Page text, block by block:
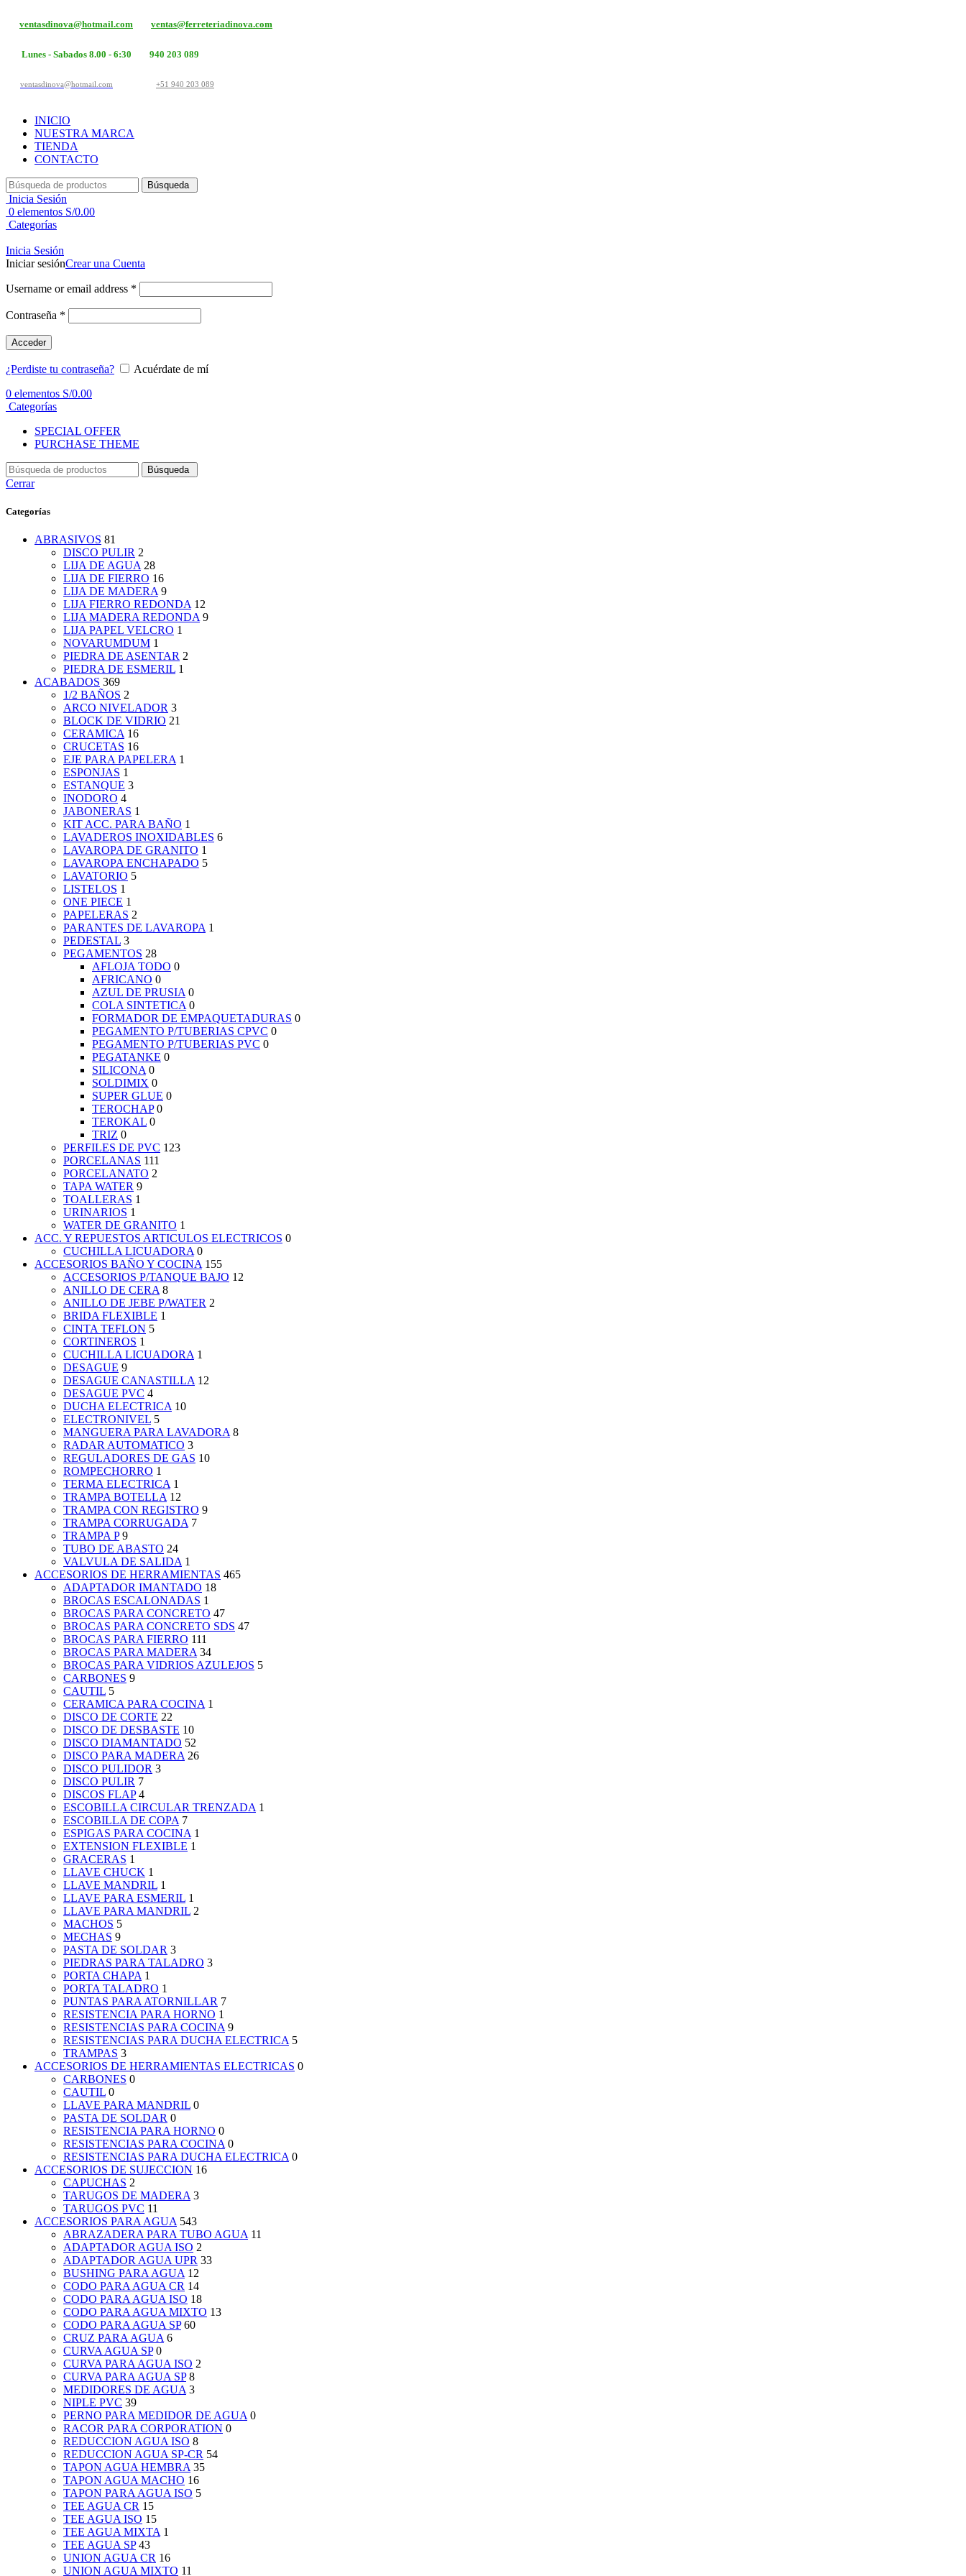
ventasdinova@hotmail.com ventas@ferreteriadinova.com
Lunes - Sabados 8.00 - 6:30 940 203 089
ventasdinova@hotmail.com +51 940 203 089
INICIO
NUESTRA MARCA
TIENDA
CONTACTO
Búsqueda
Inicia Sesión
0 elementos S/0.00
Categorías
Inicia Sesión
Iniciar sesiónCrear una Cuenta
Username or email address *
Contraseña *
Acceder
¿Perdiste tu contraseña?
Acuérdate de mí
0 elementos S/0.00
Categorías
SPECIAL OFFER
PURCHASE THEME
Búsqueda
Cerrar
Categorías
ABRASIVOS 81
DISCO PULIR 2
LIJA DE AGUA 28
LIJA DE FIERRO 16
LIJA DE MADERA 9
LIJA FIERRO REDONDA 12
LIJA MADERA REDONDA 9
LIJA PAPEL VELCRO 1
NOVARUMDUM 1
PIEDRA DE ASENTAR 2
PIEDRA DE ESMERIL 1
ACABADOS 369
1/2 BAÑOS 2
ARCO NIVELADOR 3
BLOCK DE VIDRIO 21
CERAMICA 16
CRUCETAS 16
EJE PARA PAPELERA 1
ESPONJAS 1
ESTANQUE 3
INODORO 4
JABONERAS 1
KIT ACC. PARA BAÑO 1
LAVADEROS INOXIDABLES 6
LAVAROPA DE GRANITO 1
LAVAROPA ENCHAPADO 5
LAVATORIO 5
LISTELOS 1
ONE PIECE 1
PAPELERAS 2
PARANTES DE LAVAROPA 1
PEDESTAL 3
PEGAMENTOS 28
AFLOJA TODO 0
AFRICANO 0
AZUL DE PRUSIA 0
COLA SINTETICA 0
FORMADOR DE EMPAQUETADURAS 0
PEGAMENTO P/TUBERIAS CPVC 0
PEGAMENTO P/TUBERIAS PVC 0
PEGATANKE 0
SILICONA 0
SOLDIMIX 0
SUPER GLUE 0
TEROCHAP 0
TEROKAL 0
TRIZ 0
PERFILES DE PVC 123
PORCELANAS 111
PORCELANATO 2
TAPA WATER 9
TOALLERAS 1
URINARIOS 1
WATER DE GRANITO 1
ACC. Y REPUESTOS ARTICULOS ELECTRICOS 0
CUCHILLA LICUADORA 0
ACCESORIOS BAÑO Y COCINA 155
ACCESORIOS P/TANQUE BAJO 12
ANILLO DE CERA 8
ANILLO DE JEBE P/WATER 2
BRIDA FLEXIBLE 1
CINTA TEFLON 5
CORTINEROS 1
CUCHILLA LICUADORA 1
DESAGUE 9
DESAGUE CANASTILLA 12
DESAGUE PVC 4
DUCHA ELECTRICA 10
ELECTRONIVEL 5
MANGUERA PARA LAVADORA 8
RADAR AUTOMATICO 3
REGULADORES DE GAS 10
ROMPECHORRO 1
TERMA ELECTRICA 1
TRAMPA BOTELLA 12
TRAMPA CON REGISTRO 9
TRAMPA CORRUGADA 7
TRAMPA P 9
TUBO DE ABASTO 24
VALVULA DE SALIDA 1
ACCESORIOS DE HERRAMIENTAS 465
ADAPTADOR IMANTADO 18
BROCAS ESCALONADAS 1
BROCAS PARA CONCRETO 47
BROCAS PARA CONCRETO SDS 47
BROCAS PARA FIERRO 111
BROCAS PARA MADERA 34
BROCAS PARA VIDRIOS AZULEJOS 5
CARBONES 9
CAUTIL 5
CERAMICA PARA COCINA 1
DISCO DE CORTE 22
DISCO DE DESBASTE 10
DISCO DIAMANTADO 52
DISCO PARA MADERA 26
DISCO PULIDOR 3
DISCO PULIR 7
DISCOS FLAP 4
ESCOBILLA CIRCULAR TRENZADA 1
ESCOBILLA DE COPA 7
ESPIGAS PARA COCINA 1
EXTENSION FLEXIBLE 1
GRACERAS 1
LLAVE CHUCK 1
LLAVE MANDRIL 1
LLAVE PARA ESMERIL 1
LLAVE PARA MANDRIL 2
MACHOS 5
MECHAS 9
PASTA DE SOLDAR 3
PIEDRAS PARA TALADRO 3
PORTA CHAPA 1
PORTA TALADRO 1
PUNTAS PARA ATORNILLAR 7
RESISTENCIA PARA HORNO 1
RESISTENCIAS PARA COCINA 9
RESISTENCIAS PARA DUCHA ELECTRICA 5
TRAMPAS 3
ACCESORIOS DE HERRAMIENTAS ELECTRICAS 0
CARBONES 0
CAUTIL 0
LLAVE PARA MANDRIL 0
PASTA DE SOLDAR 0
RESISTENCIA PARA HORNO 0
RESISTENCIAS PARA COCINA 0
RESISTENCIAS PARA DUCHA ELECTRICA 0
ACCESORIOS DE SUJECCION 16
CAPUCHAS 2
TARUGOS DE MADERA 3
TARUGOS PVC 11
ACCESORIOS PARA AGUA 543
ABRAZADERA PARA TUBO AGUA 11
ADAPTADOR AGUA ISO 2
ADAPTADOR AGUA UPR 33
BUSHING PARA AGUA 12
CODO PARA AGUA CR 14
CODO PARA AGUA ISO 18
CODO PARA AGUA MIXTO 13
CODO PARA AGUA SP 60
CRUZ PARA AGUA 6
CURVA AGUA SP 0
CURVA PARA AGUA ISO 2
CURVA PARA AGUA SP 8
MEDIDORES DE AGUA 3
NIPLE PVC 39
PERNO PARA MEDIDOR DE AGUA 0
RACOR PARA CORPORATION 0
REDUCCION AGUA ISO 8
REDUCCION AGUA SP-CR 54
TAPON AGUA HEMBRA 35
TAPON AGUA MACHO 16
TAPON PARA AGUA ISO 5
TEE AGUA CR 15
TEE AGUA ISO 15
TEE AGUA MIXTA 1
TEE AGUA SP 43
UNION AGUA CR 16
UNION AGUA MIXTO 11